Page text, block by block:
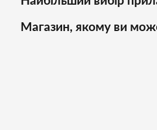
Магазин, якому ви